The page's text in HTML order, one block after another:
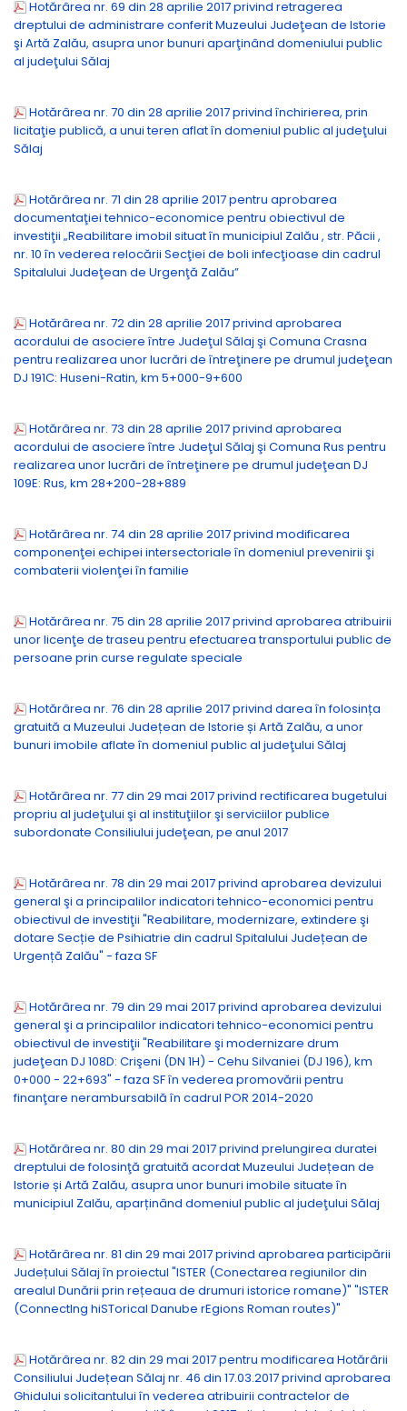
Hotărârea nr. 69 din 28 aprilie 2017 privind retragerea
dreptului de administrare conferit Muzeului Judeţean de Istorie
şi Artă Zalău, asupra unor bunuri aparţinând domeniului public
al judeţului Sălaj
Hotărârea nr. 70 din 28 aprilie 2017 privind închirierea, prin
licitaţie publică, a unui teren aflat în domeniul public al judeţului
Sălaj
Hotărârea nr. 71 din 28 aprilie 2017 pentru aprobarea
documentaţiei tehnico-economice pentru obiectivul de
investiţii „Reabilitare imobil situat în municipiul Zalău , str. Păcii ,
nr. 10 în vederea relocării Secţiei de boli infecţioase din cadrul
Spitalului Judeţean de Urgenţă Zalău”
Hotărârea nr. 72 din 28 aprilie 2017 privind aprobarea
acordului de asociere între Judeţul Sălaj şi Comuna Crasna
pentru realizarea unor lucrări de întreţinere pe drumul judeţean
DJ 191C: Huseni-Ratin, km 5+000-9+600
Hotărârea nr. 73 din 28 aprilie 2017 privind aprobarea
acordului de asociere între Judeţul Sălaj şi Comuna Rus pentru
realizarea unor lucrări de întreţinere pe drumul judeţean DJ
109E: Rus, km 28+200-28+889
Hotărârea nr. 74 din 28 aprilie 2017 privind modificarea
componenţei echipei intersectoriale în domeniul prevenirii şi
combaterii violenţei în familie
Hotărârea nr. 75 din 28 aprilie 2017 privind aprobarea atribuirii
unor licenţe de traseu pentru efectuarea transportului public de
persoane prin curse regulate speciale
Hotărârea nr. 76 din 28 aprilie 2017 privind darea în folosința
gratuită a Muzeului Județean de Istorie și Artă Zalău, a unor
bunuri imobile aflate în domeniul public al judeţului Sălaj
Hotărârea nr. 77 din 29 mai 2017 privind rectificarea bugetului
propriu al judeţului şi al instituţiilor şi serviciilor publice
subordonate Consiliului judeţean, pe anul 2017
Hotărârea nr. 78 din 29 mai 2017 privind aprobarea devizului
general şi a principalilor indicatori tehnico-economici pentru
obiectivul de investiţii "Reabilitare, modernizare, extindere şi
dotare Secție de Psihiatrie din cadrul Spitalului Județean de
Urgență Zalău" - faza SF
Hotărârea nr. 79 din 29 mai 2017 privind aprobarea devizului
general şi a principalilor indicatori tehnico-economici pentru
obiectivul de investiţii "Reabilitare şi modernizare drum
judeţean DJ 108D: Crişeni (DN 1H) - Cehu Silvaniei (DJ 196), km
0+000 - 22+693" - faza SF în vederea promovării pentru
finanţare nerambursabilă în cadrul POR 2014-2020
Hotărârea nr. 80 din 29 mai 2017 privind prelungirea duratei
dreptului de folosinţă gratuită acordat Muzeului Județean de
Istorie și Artă Zalău, asupra unor bunuri imobile situate în
municipiul Zalău, aparținând domeniul public al judeţului Sălaj
Hotărârea nr. 81 din 29 mai 2017 privind aprobarea participării
Județului Sălaj în proiectul "ISTER (Conectarea regiunilor din
arealul Dunării prin rețeaua de drumuri istorice romane)" "ISTER
(ConnectIng hiSTorical Danube rEgions Roman routes)"
Hotărârea nr. 82 din 29 mai 2017 pentru modificarea Hotărârii
Consiliului Județean Sălaj nr. 46 din 17.03.2017 privind aprobarea
Ghidului solicitantului în vederea atribuirii contractelor de